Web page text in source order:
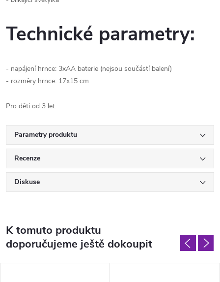
Technické parametry:
- napájení hrnce: 3xAA baterie (nejsou součástí balení)
- rozměry hrnce: 17x15 cm
Pro děti od 3 let.
Parametry produktu
Recenze
Diskuse
K tomuto produktu
doporučujeme ještě dokoupit